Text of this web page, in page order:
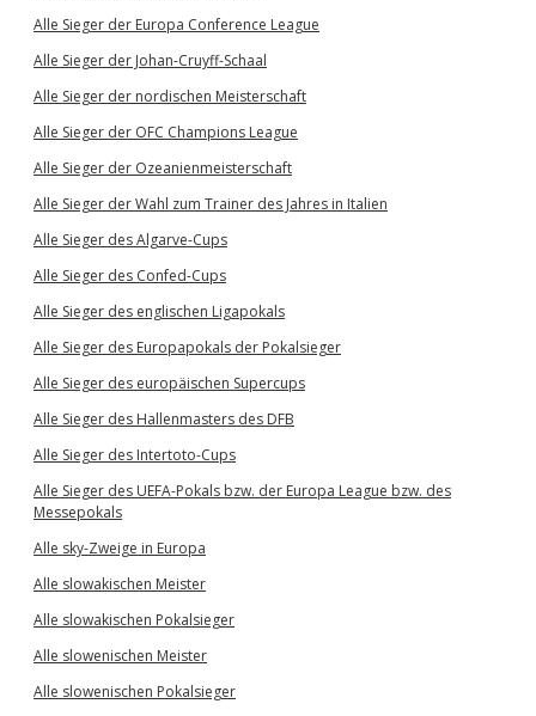
Alle Sieger der Europa Conference League
Alle Sieger der Johan-Cruyff-Schaal
Alle Sieger der nordischen Meisterschaft
Alle Sieger der OFC Champions League
Alle Sieger der Ozeanienmeisterschaft
Alle Sieger der Wahl zum Trainer des Jahres in Italien
Alle Sieger des Algarve-Cups
Alle Sieger des Confed-Cups
Alle Sieger des englischen Ligapokals
Alle Sieger des Europapokals der Pokalsieger
Alle Sieger des europäischen Supercups
Alle Sieger des Hallenmasters des DFB
Alle Sieger des Intertoto-Cups
Alle Sieger des UEFA-Pokals bzw. der Europa League bzw. des
Messepokals
Alle sky-Zweige in Europa
Alle slowakischen Meister
Alle slowakischen Pokalsieger
Alle slowenischen Meister
Alle slowenischen Pokalsieger